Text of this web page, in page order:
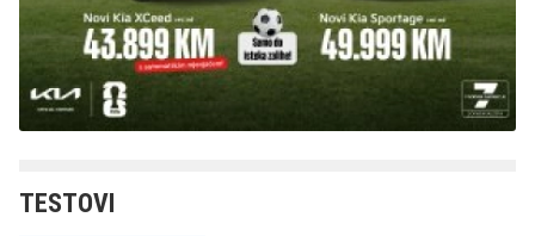
TESTOVI